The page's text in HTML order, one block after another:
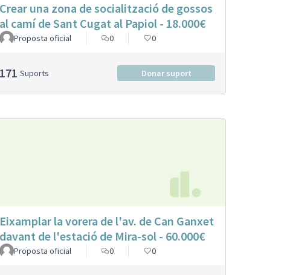
Crear una zona de socialització de gossos
al camí de Sant Cugat al Papiol - 18.000€
Proposta oficial 0 0
171 Suports Donar suport
Eixamplar la vorera de l'av. de Can Ganxet
davant de l'estació de Mira-sol - 60.000€
Proposta oficial 0 0